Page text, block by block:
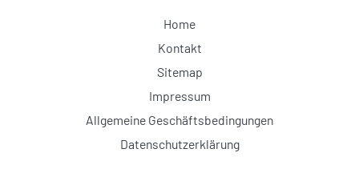
Home
Kontakt
Sitemap
Impressum
Allgemeine Geschäftsbedingungen
Datenschutzerklärung